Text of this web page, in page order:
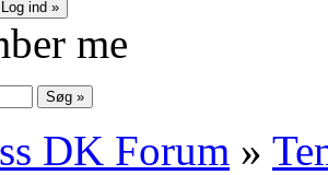
me
DK Forum »